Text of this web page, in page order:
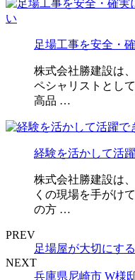
足場工事を安全・
株式会社勝建設は
ペシャリストとし
高品 …
経験を活かして活
株式会社勝建設は
くの現場を手がけ
の方 …
PREV
足場屋が大切にす
NEXT
兵庫県尼崎市 W様